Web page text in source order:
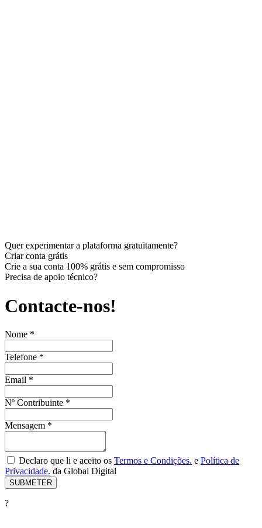
Quer experimentar a plataforma gratuitamente?
Criar conta grátis
Crie a sua conta 100% grátis e sem compromisso
Precisa de apoio técnico?
Contacte-nos!
Nome *
Telefone *
Email *
Nº Contribuinte *
Mensagem *
Declaro que li e aceito os Termos e Condições. e Política de
Privacidade. da Global Digital
?